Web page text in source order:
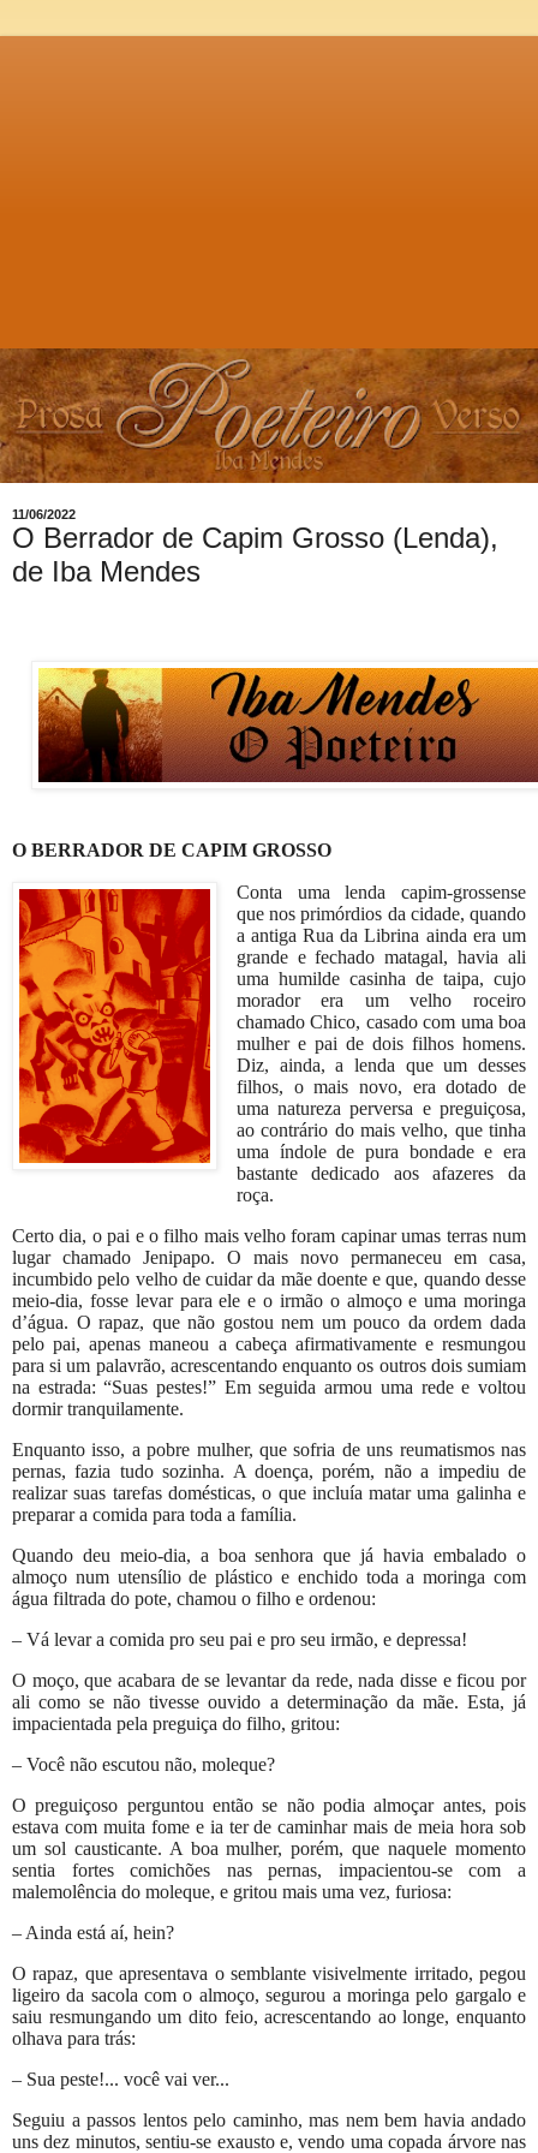
11/06/2022
O Berrador de Capim Grosso (Lenda),
de Iba Mendes
O BERRADOR DE CAPIM GROSSO
Conta uma lenda capim-grossense
que nos primórdios da cidade, quando
a antiga Rua da Librina ainda era um
grande e fechado matagal, havia ali
uma humilde casinha de taipa, cujo
morador era um velho roceiro
chamado Chico, casado com uma boa
mulher e pai de dois filhos homens.
Diz, ainda, a lenda que um desses
filhos, o mais novo, era dotado de
uma natureza perversa e preguiçosa,
ao contrário do mais velho, que tinha
uma índole de pura bondade e era
bastante dedicado aos afazeres da
roça.
Certo dia, o pai e o filho mais velho foram capinar umas terras num
lugar chamado Jenipapo. O mais novo permaneceu em casa,
incumbido pelo velho de cuidar da mãe doente e que, quando desse
meio-dia, fosse levar para ele e o irmão o almoço e uma moringa
d’água. O rapaz, que não gostou nem um pouco da ordem dada
pelo pai, apenas maneou a cabeça afirmativamente e resmungou
para si um palavrão, acrescentando enquanto os outros dois sumiam
na estrada: “Suas pestes!” Em seguida armou uma rede e voltou
dormir tranquilamente.
Enquanto isso, a pobre mulher, que sofria de uns reumatismos nas
pernas, fazia tudo sozinha. A doença, porém, não a impediu de
realizar suas tarefas domésticas, o que incluía matar uma galinha e
preparar a comida para toda a família.
Quando deu meio-dia, a boa senhora que já havia embalado o
almoço num utensílio de plástico e enchido toda a moringa com
água filtrada do pote, chamou o filho e ordenou:
– Vá levar a comida pro seu pai e pro seu irmão, e depressa!
O moço, que acabara de se levantar da rede, nada disse e ficou por
ali como se não tivesse ouvido a determinação da mãe. Esta, já
impacientada pela preguiça do filho, gritou:
– Você não escutou não, moleque?
O preguiçoso perguntou então se não podia almoçar antes, pois
estava com muita fome e ia ter de caminhar mais de meia hora sob
um sol causticante. A boa mulher, porém, que naquele momento
sentia fortes comichões nas pernas, impacientou-se com a
malemolência do moleque, e gritou mais uma vez, furiosa:
– Ainda está aí, hein?
O rapaz, que apresentava o semblante visivelmente irritado, pegou
ligeiro da sacola com o almoço, segurou a moringa pelo gargalo e
saiu resmungando um dito feio, acrescentando ao longe, enquanto
olhava para trás:
– Sua peste!... você vai ver...
Seguiu a passos lentos pelo caminho, mas nem bem havia andado
uns dez minutos, sentiu-se exausto e, vendo uma copada árvore nas